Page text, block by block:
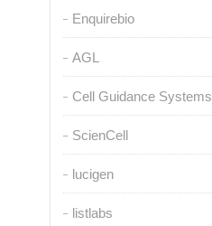
Enquirebio
AGL
Cell Guidance Systems
ScienCell
lucigen
listlabs